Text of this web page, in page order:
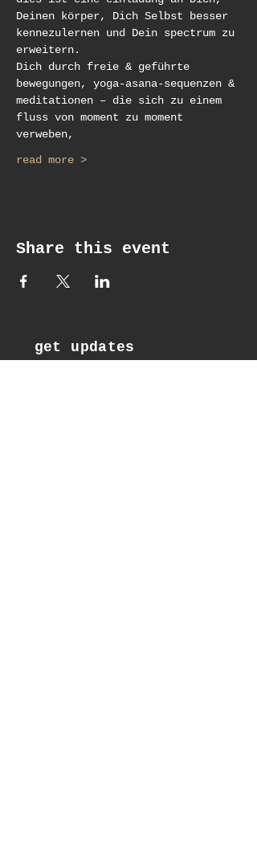
Deinen körper, Dich Selbst besser
kennezulernen und Dein spectrum zu
erweitern.
Dich durch freie & geführte
bewegungen, yoga-asana-sequenzen &
meditationen – die sich zu einem
fluss von moment zu moment
verweben,
read more >
Share this event
get updates